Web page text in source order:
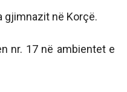
gjimnazit në Korçë.
nr. 17 në ambientet e